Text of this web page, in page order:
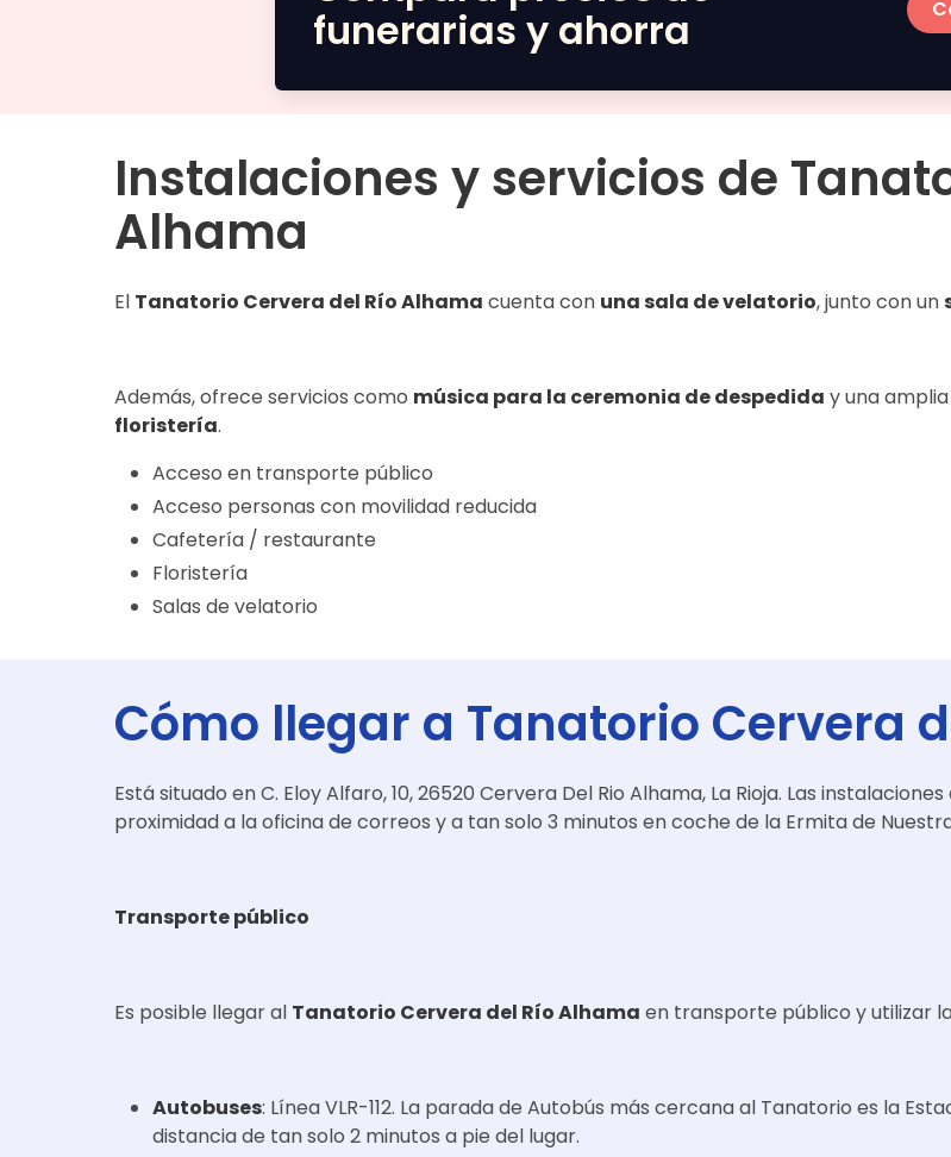
funerarias y ahorra
Instalaciones y servicios de
Alhama
El Tanatorio Cervera del Río Alhama cuenta con una sala de velatorio, junto con un
Además, ofrece servicios como música para la ceremonia de despedida y una
floristería.
Acceso en transporte público
Acceso personas con movilidad reducida
Cafetería / restaurante
Floristería
Salas de velatorio
Cómo llegar a Tanatorio Cervera
Está situado en C. Eloy Alfaro, 10, 26520 Cervera Del Rio Alhama, La Rioja. Las
proximidad a la oficina de correos y a tan solo 3 minutos en coche de la Ermita de
Transporte público
Es posible llegar al Tanatorio Cervera del Río Alhama en transporte público y utilizar
Autobuses: Línea VLR-112. La parada de Autobús más cercana al Tanatorio es la
distancia de tan solo 2 minutos a pie del lugar.